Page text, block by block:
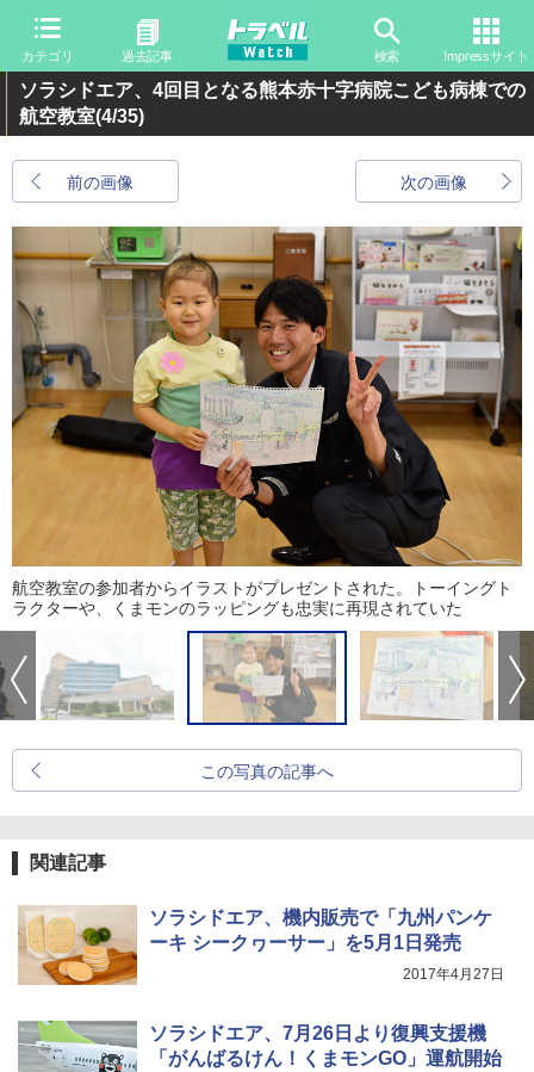
カテゴリ 過去記事 検索 Impressサイト
ソラシドエア、4回目となる熊本赤十字病院こども病棟での
航空教室(4/35)
前の画像 次の画像
航空教室の参加者からイラストがプレゼントされた。トーイングト
ラクターや、くまモンのラッピングも忠実に再現されていた
この写真の記事へ
関連記事
ソラシドエア、機内販売で「九州パンケ
ーキ シークヮーサー」を5月1日発売
2017年4月27日
ソラシドエア、7月26日より復興支援機
「がんばるけん！くまモンGO」運航開始